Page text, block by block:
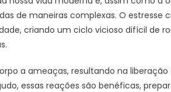
de maneiras complexas. O estresse
criando um ciclo vicioso difícil de
a ameaças, resultando na
essas reações são benéficas,